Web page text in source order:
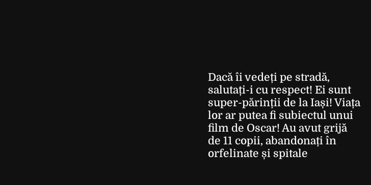
Dacă îi vedeți pe stradă,
salutați-i cu respect! Ei sunt
super-părinții de la Iași! Viața
lor ar putea fi subiectul unui
film de Oscar! Au avut grijă
de 11 copii, abandonați în
orfelinate și spitale